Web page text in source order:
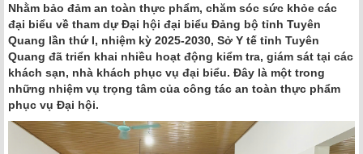
Nhằm bảo đảm an toàn thực phẩm, chăm sóc sức khỏe các
đại biểu về tham dự Đại hội đại biểu Đảng bộ tỉnh Tuyên
Quang lần thứ I, nhiệm kỳ 2025-2030, Sở Y tế tỉnh Tuyên
Quang đã triển khai nhiều hoạt động kiểm tra, giám sát tại các
khách sạn, nhà khách phục vụ đại biểu. Đây là một trong
những nhiệm vụ trọng tâm của công tác an toàn thực phẩm
phục vụ Đại hội.